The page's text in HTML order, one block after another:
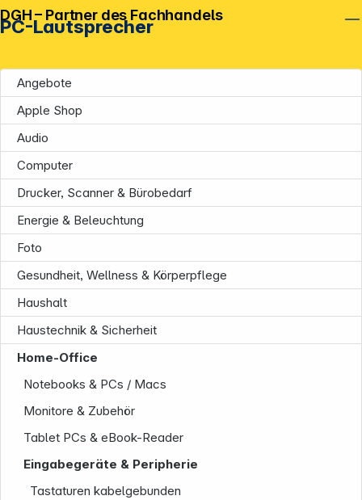
PC-Lautsprecher
Angebote
Apple Shop
Audio
Computer
Drucker, Scanner & Bürobedarf
Energie & Beleuchtung
Foto
Gesundheit, Wellness & Körperpflege
Haushalt
Haustechnik & Sicherheit
Home-Office
Notebooks & PCs / Macs
Monitore & Zubehör
Tablet PCs & eBook-Reader
Eingabegeräte & Peripherie
Tastaturen kabelgebunden
DGH – Partner des Fachhandels